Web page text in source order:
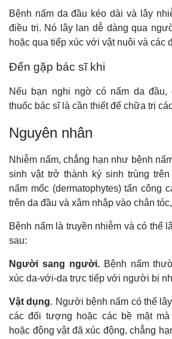
Bệnh nấm da đầu kéo dài và lây
điều trị. Nó lây lan dễ dàng qua
hoặc qua tiếp xúc với vật nuôi và các
Đến gặp bác sĩ khi
Nếu bạn nghi ngờ có nấm da đầu,
thuốc bác sĩ là cần thiết để chữa trị
Nguyên nhân
Nhiễm nấm, chẳng hạn như bệnh
sinh vật trở thành ký sinh trùng
nấm mốc (dermatophytes) tấn công
trên da đầu và xâm nhập vào chân
Bệnh nấm là truyền nhiễm và có thể
sau:
Người sang người.Bệnh nấm
xúc da-với-da trực tiếp với người bị
Vật dụng. Người bệnh nấm có thể
các đối tượng hoặc các bề mặt
hoặc động vật đã xúc động, chẳng